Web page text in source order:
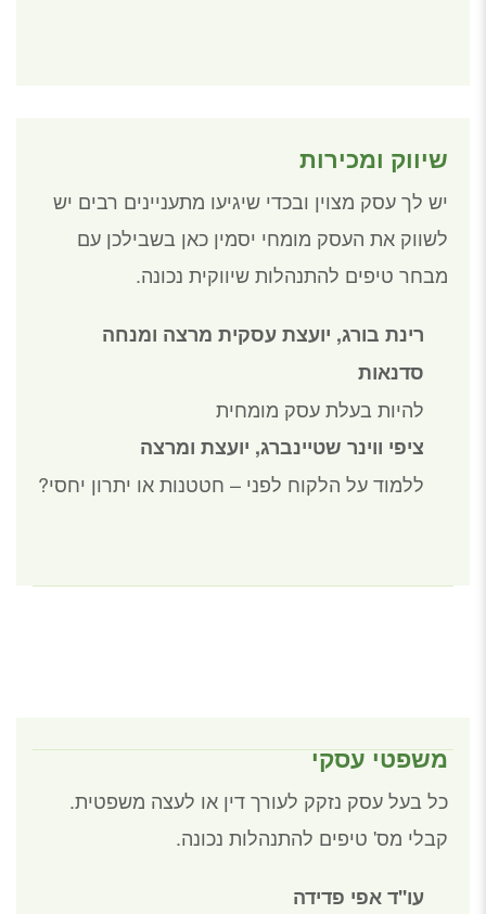
שיווק ומכירות
יש לך עסק מצוין ובכדי שיגיעו מתעניינים רבים יש
לשווק את העסק מומחי יסמין כאן בשבילכן עם
מבחר טיפים להתנהלות שיווקית נכונה.
רינת בורג, יועצת עסקית מרצה ומנחה
סדנאות
להיות בעלת עסק מומחית
ציפי ווינר שטיינברג, יועצת ומרצה
ללמוד על הלקוח לפני – חטטנות או יתרון יחסי?
משפטי עסקי
כל בעל עסק נזקק לעורך דין או לעצה משפטית.
קבלי מס' טיפים להתנהלות נכונה.
עו''ד אפי פדידה